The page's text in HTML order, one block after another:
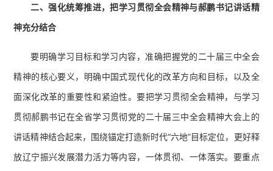
二、强化统筹推进，把学习贯彻全会精神与郝鹏书记讲话精
神充分结合
要明确学习目标和学习内容，准确把握党的二十届三中全会
精神的核心要义，明确中国式现代化的改革方向和目标，以及全
面深化改革的重要性和紧迫性。要把学习贯彻全会精神，与学习
贯彻郝鹏书记在全省学习贯彻党的二十届三中全会精神大会上的
讲话精神结合起来，围绕锚定打造新时代“六地”目标定位，更好释
放辽宁振兴发展潜力活力等内容，一体贯彻、一体落实。要重点